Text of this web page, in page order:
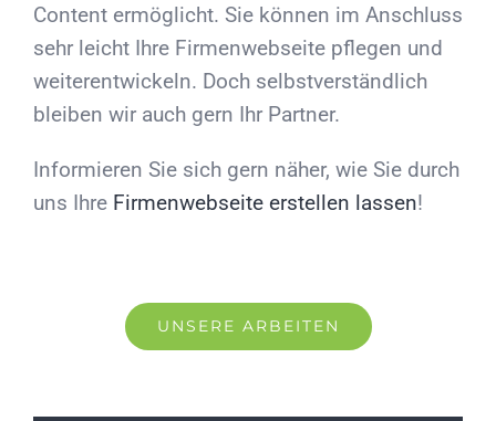
Content ermöglicht. Sie können im Anschluss
sehr leicht Ihre Firmenwebseite pflegen und
weiterentwickeln. Doch selbstverständlich
bleiben wir auch gern Ihr Partner.
Informieren Sie sich gern näher, wie Sie durch
uns Ihre Firmenwebseite erstellen lassen!
UNSERE ARBEITEN